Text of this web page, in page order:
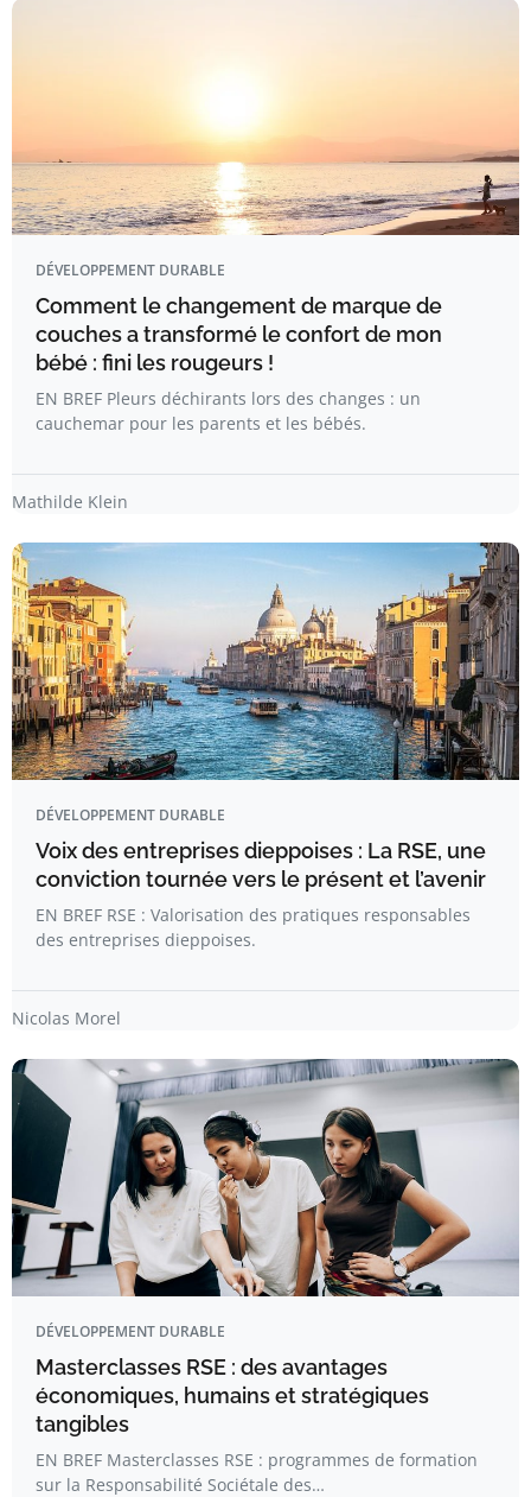
DÉVELOPPEMENT DURABLE
Comment le changement de marque de
couches a transformé le confort de mon
bébé : fini les rougeurs !
EN BREF Pleurs déchirants lors des changes : un
cauchemar pour les parents et les bébés.
Mathilde Klein
DÉVELOPPEMENT DURABLE
Voix des entreprises dieppoises : La RSE, une
conviction tournée vers le présent et l’avenir
EN BREF RSE : Valorisation des pratiques responsables
des entreprises dieppoises.
Nicolas Morel
DÉVELOPPEMENT DURABLE
Masterclasses RSE : des avantages
économiques, humains et stratégiques
tangibles
EN BREF Masterclasses RSE : programmes de formation
sur la Responsabilité Sociétale des…